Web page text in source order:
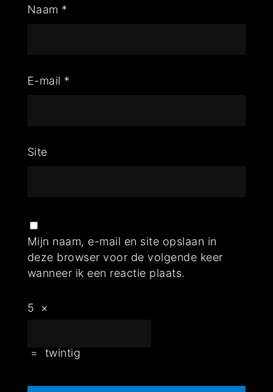
Naam *
E-mail *
Site
Mijn naam, e-mail en site opslaan in
deze browser voor de volgende keer
wanneer ik een reactie plaats.
5 ×
= twintig